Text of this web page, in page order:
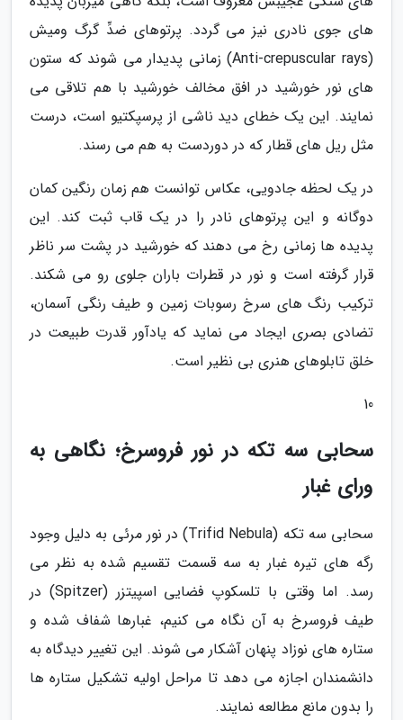
های جوی نادری نیز می گردد. پرتوهای ضدِّ گرگ ومیش
(Anti-crepuscular rays) زمانی پدیدار می شوند که ستون
های نور خورشید در افق مخالف خورشید با هم تلاقی می
نمایند. این یک خطای دید ناشی از پرسپکتیو است، درست
مثل ریل های قطار که در دوردست به هم می رسند.
در یک لحظه جادویی، عکاس توانست هم زمان رنگین کمان
دوگانه و این پرتوهای نادر را در یک قاب ثبت کند. این
پدیده ها زمانی رخ می دهند که خورشید در پشت سر ناظر
قرار گرفته است و نور در قطرات باران جلوی رو می شکند.
ترکیب رنگ های سرخ رسوبات زمین و طیف رنگی آسمان،
تضادی بصری ایجاد می نماید که یادآور قدرت طبیعت در
خلق تابلوهای هنری بی نظیر است.
10
سحابی سه تکه در نور فروسرخ؛ نگاهی به
ورای غبار
سحابی سه تکه (Trifid Nebula) در نور مرئی به دلیل وجود
رگه های تیره غبار به سه قسمت تقسیم شده به نظر می
رسد. اما وقتی با تلسکوپ فضایی اسپیتزر (Spitzer) در
طیف فروسرخ به آن نگاه می کنیم، غبارها شفاف شده و
ستاره های نوزاد پنهان آشکار می شوند. این تغییر دیدگاه به
دانشمندان اجازه می دهد تا مراحل اولیه تشکیل ستاره ها
را بدون مانع مطالعه نمایند.